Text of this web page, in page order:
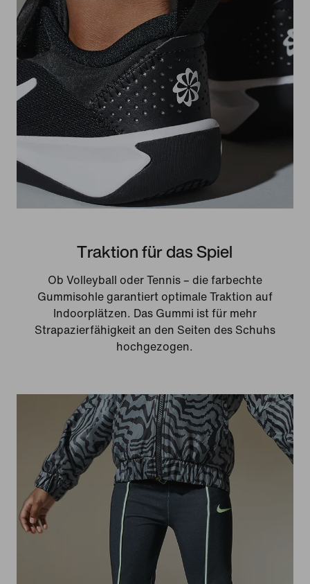
Traktion für das Spiel
Ob Volleyball oder Tennis – die farbechte
Gummisohle garantiert optimale Traktion auf
Indoorplätzen. Das Gummi ist für mehr
Strapazierfähigkeit an den Seiten des Schuhs
hochgezogen.